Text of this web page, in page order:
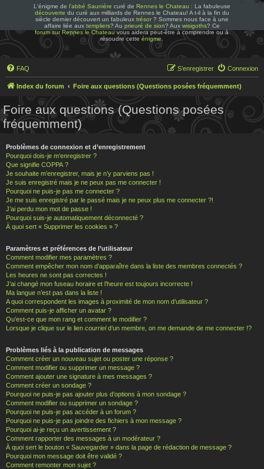
L'énigme de l'abbé Saunière curé de Rennes le Chateau : La fabuleuse
découverte du curé aux milliards de Rennes le Chateau! A t-il à la fin du
siècle dernier découvert un fabuleux trésor? Sommes nous face à une
affaire liée aux templiers? Au prieuré de sion? Aux wisigoths? Ce
forum sur Rennes le Chateauvous aidera peut-être à comprendre ou à
résoudre cetteénigme
FAQ Connexion
S’enregistrer
Index du forum Foire aux questions (Questions posées fréquemment)
Foire aux questions (Questions posées
fréquemment)
Problèmes de connexion et d’enregistrement
Pourquoi dois-je m’enregistrer ?
Que signifie COPPA ?
Je souhaite m’enregistrer, mais je n’y parviens pas !
Je suis enregistré mais je ne peux pas me connecter !
Pourquoi ne puis-je pas me connecter ?
Je me suis enregistré par le passé mais je ne peux plus me connecter ?!
J’ai perdu mon mot de passe !
Pourquoi suis-je automatiquement déconnecté ?
À quoi sert « Supprimer les cookies » ?
Paramètres et préférences de l’utilisateur
Comment modifier mes paramètres ?
Comment empêcher mon nom d’apparaître dans la liste des membres connectés ?
Les heures ne sont pas correctes !
J’ai changé mon fuseau horaire et l’heure est toujours incorrecte !
Ma langue n’est pas dans la liste !
A quoi correspondent les images à proximité de mon nom d’utilisateur ?
Comment puis-je afficher un avatar ?
Qu’est-ce que mon rang et comment le modifier ?
Lorsque je clique sur le lien courrield’un membre, on me demande de me connecter !?
Problèmes liés à la publication de messages
Comment créer un nouveau sujet ou poster une réponse ?
Comment modifier ou supprimer un message ?
Comment ajouter une signature à mes messages ?
Comment créer un sondage ?
Pourquoi ne puis-je pas ajouter plus d’options à mon sondage ?
Comment modifier ou supprimer un sondage ?
Pourquoi ne puis-je pas accéder à un forum ?
Pourquoi ne puis-je pas joindre des fichiers à mon message ?
Pourquoi ai-je reçu un avertissement ?
Comment rapporter des messages à un modérateur ?
À quoi sert le bouton « Sauvegarder » dans la page de rédaction de message ?
Pourquoi mon message doit être validé ?
Comment remonter mon sujet ?